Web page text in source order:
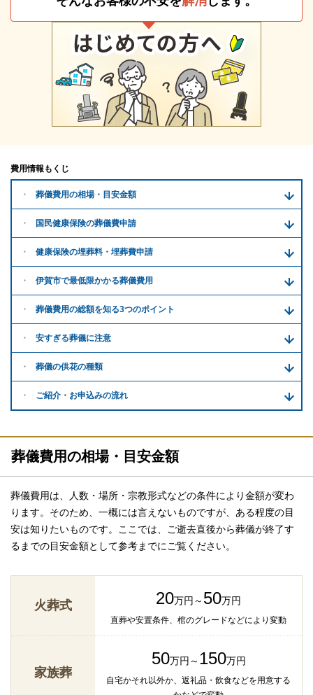
費用情報もくじ
葬儀費用の相場・目安金額
国民健康保険の葬儀費申請
健康保険の埋葬料・ 埋葬費申請
伊賀市で最低限かかる葬儀費用
葬儀費用の総額を知る3つのポイント
安すぎる葬儀に注意
葬儀の供花の種類
ご紹介・ お申込みの流れ
葬儀費用の相場・目安金額
葬儀費用は、人数・場所・宗教形式などの条件により金額が変わ
ります。そのため、一概には言えないものですが、ある程度の目
安は知りたいものです。ここでは、ご逝去直後から葬儀が終了す
るまでの目安金額として参考までにご覧ください。
火葬式 20万円～ 50万円
直葬や安置条件、棺のグレードなどにより変動
家族葬
50万円～ 150万円
自宅かそれ以外か、返礼品・飲食などを用意する